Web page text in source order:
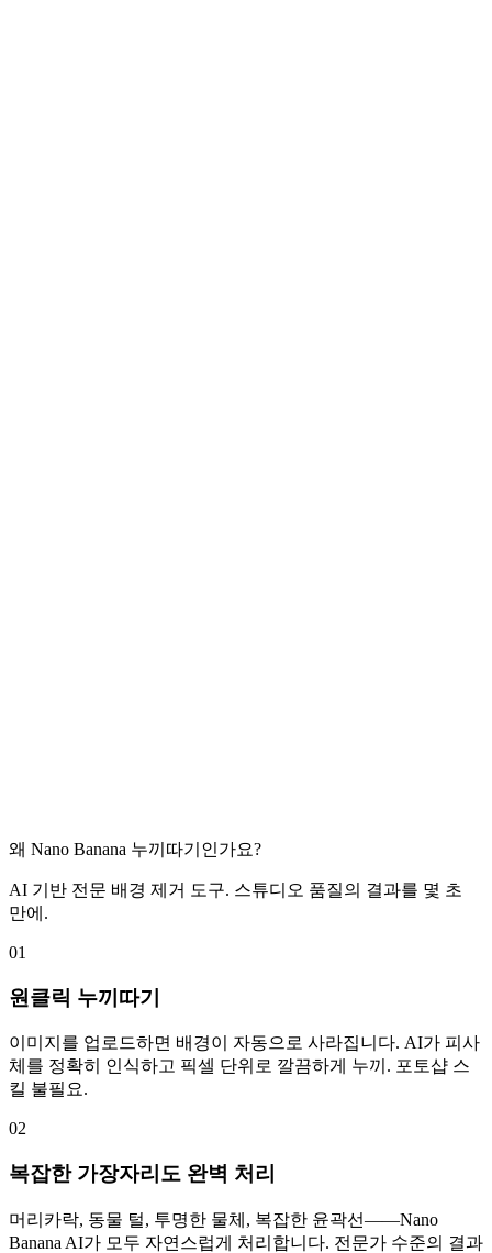
왜 Nano Banana 누끼따기인가요?
AI 기반 전문 배경 제거 도구. 스튜디오 품질의 결과를 몇 초
만에.
01
원클릭 누끼따기
이미지를 업로드하면 배경이 자동으로 사라집니다. AI가 피사
체를 정확히 인식하고 픽셀 단위로 깔끔하게 누끼. 포토샵 스
킬 불필요.
02
복잡한 가장자리도 완벽 처리
머리카락, 동물 털, 투명한 물체, 복잡한 윤곽선——Nano
Banana AI가 모두 자연스럽게 처리합니다. 전문가 수준의 결과